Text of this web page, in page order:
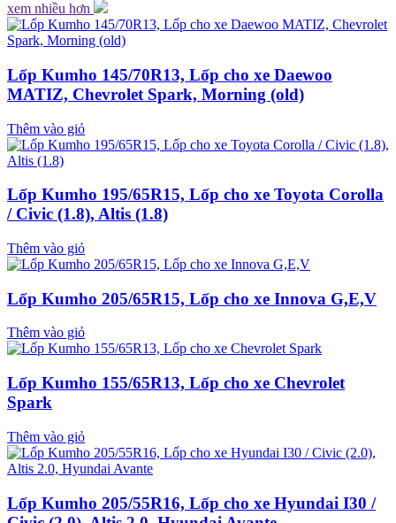
xem nhiều hơn
Lốp Kumho 145/70R13, Lốp cho xe Daewoo
MATIZ, Chevrolet Spark, Morning (old)
Thêm vào giỏ
Lốp Kumho 195/65R15, Lốp cho xe Toyota Corolla
/ Civic (1.8), Altis (1.8)
Thêm vào giỏ
Lốp Kumho 205/65R15, Lốp cho xe Innova G,E,V
Thêm vào giỏ
Lốp Kumho 155/65R13, Lốp cho xe Chevrolet
Spark
Thêm vào giỏ
Lốp Kumho 205/55R16, Lốp cho xe Hyundai I30 /